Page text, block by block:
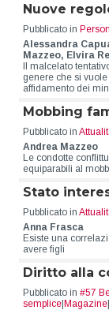
Nuove
Pubblicato in
Alessandra
Mazzeo, Elvira
Il malcelato
genere che si
affidamento dei
Mobbing
Pubblicato in
Andrea Mazzeo
Le condotte
equiparabili al
Stato
Pubblicato in
Anna Frasca
Esiste una
avere figli
Diritto alla
Pubblicato in #57
semplice|Magazine|